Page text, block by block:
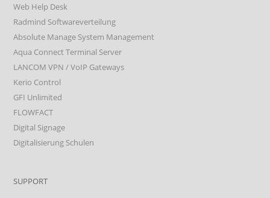
Web Help Desk
Radmind Softwareverteilung
Absolute Manage System Management
Aqua Connect Terminal Server
LANCOM VPN / VoIP Gateways
Kerio Control
GFI Unlimited
FLOWFACT
Digital Signage
Digitalisierung Schulen
SUPPORT